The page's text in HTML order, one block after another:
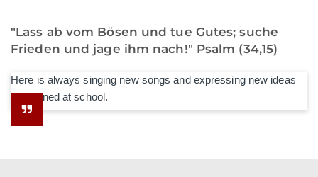
"Lass ab vom Bösen und tue Gutes; suche
Frieden und jage ihm nach!" Psalm (34,15)
Here is always singing new songs and expressing new ideas
he learned at school.